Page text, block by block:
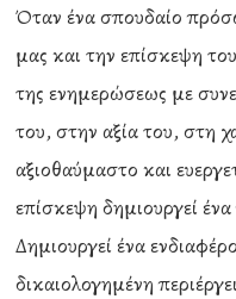
Όταν ένα σπουδαίο
μας και την επίσκεψη
της ενημερώσεως με
του, στην αξία του, στη
αξιοθαύμαστο και
επίσκεψη δημιουργεί
Δημιουργεί ένα
δικαιολογημένη